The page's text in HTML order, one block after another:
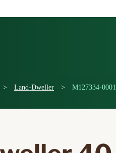
> Land-Dweller > M127334-0001